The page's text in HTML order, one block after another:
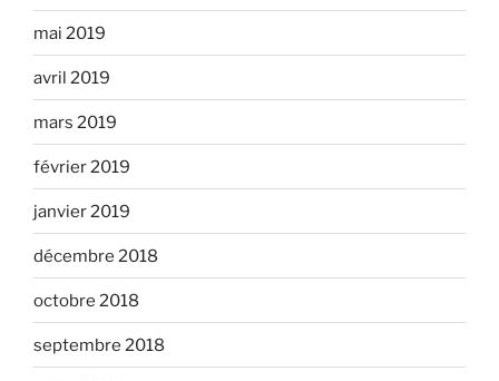
mai 2019
avril 2019
mars 2019
février 2019
janvier 2019
décembre 2018
octobre 2018
septembre 2018